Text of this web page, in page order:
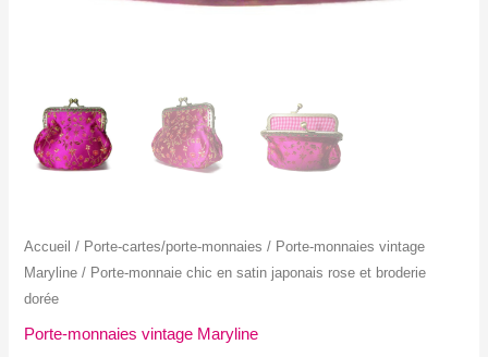
Accueil / Porte-cartes/porte-monnaies / Porte-monnaies vintage
Maryline / Porte-monnaie chic en satin japonais rose et broderie
dorée
Porte-monnaies vintage Maryline